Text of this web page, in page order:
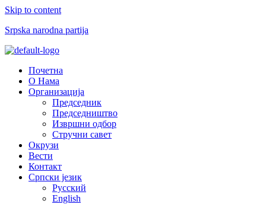
Skip to content
Srpska narodna partija
Menu
Почетна
О Нама
Организација
Председник
Председништво
Извршни одбор
Стручни савет
Окрузи
Вести
Контакт
Српски језик
Русский
English